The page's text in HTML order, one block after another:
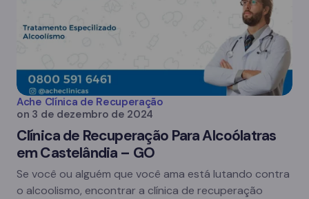
Ache Clínica de Recuperação
on 3 de dezembro de 2024
Clínica de Recuperação Para Alcoólatras
em Castelândia – GO
Se você ou alguém que você ama está lutando contra
o alcoolismo, encontrar a clínica de recuperação